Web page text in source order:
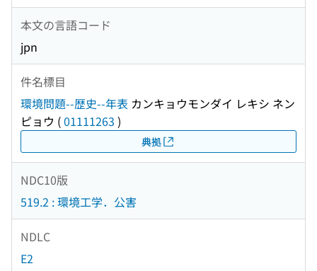
本文の言語コード
jpn
件名標目
環境問題--歴史--年表 カンキョウモンダイ レキシ ネン
ピョウ (01111263 )
典拠
NDC10版
519.2 : 環境工学．公害
NDLC
E2